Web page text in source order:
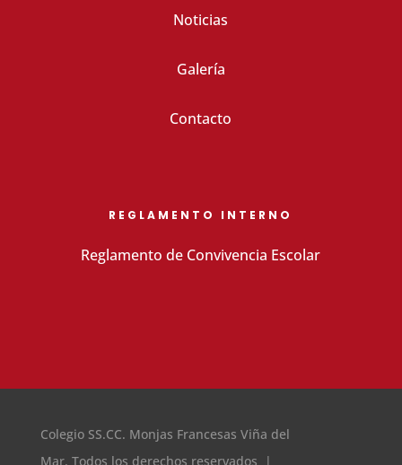
Noticias
Galería
Contacto
REGLAMENTO INTERNO
Reglamento de Convivencia Escolar
Colegio SS.CC. Monjas Francesas Viña del
Mar. Todos los derechos reservados |